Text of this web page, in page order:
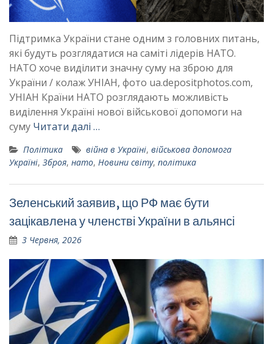
Підтримка України стане одним з головних питань,
які будуть розглядатися на саміті лідерів НАТО.
НАТО хоче виділити значну суму на зброю для
України / колаж УНІАН, фото ua.depositphotos.com,
УНІАН Країни НАТО розглядають можливість
виділення Україні нової військової допомоги на
суму Читати далі …
Політика війна в Україні, військова допомога
Україні, Зброя, нато, Новини світу, політика
Зеленський заявив, що РФ має бути
зацікавлена у членстві України в альянсі
3 Червня, 2026